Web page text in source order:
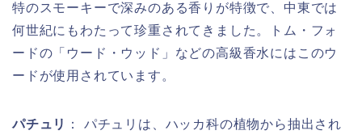
特のスモーキーで深みのある香りが特徴で、中東では
何世紀にもわたって珍重されてきました。トム・フォ
ードの「ウード・ウッド」などの高級香水にはこのウ
ードが使用されています。
パチュリ
： パチュリは、ハッカ科の植物から抽出され